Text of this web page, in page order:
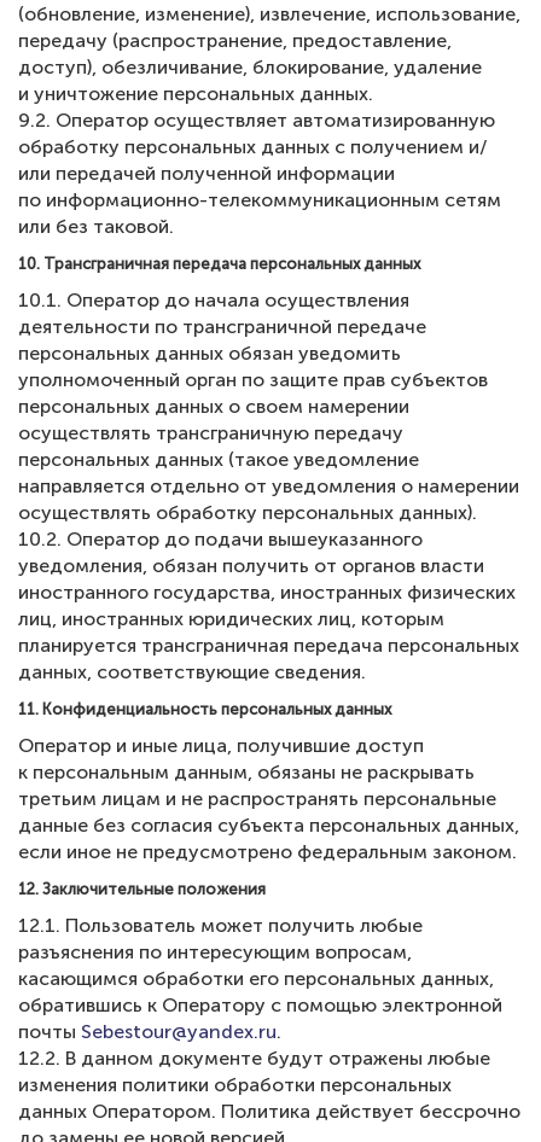
(обновление, изменение), извлечение, использование,
передачу (распространение, предоставление,
доступ), обезличивание, блокирование, удаление
и уничтожение персональных данных.
9.2. Оператор осуществляет автоматизированную
обработку персональных данных с получением и/
или передачей полученной информации
по информационно-телекоммуникационным сетям
или без таковой.
10. Трансграничная передача персональных данных
10.1. Оператор до начала осуществления
деятельности по трансграничной передаче
персональных данных обязан уведомить
уполномоченный орган по защите прав субъектов
персональных данных о своем намерении
осуществлять трансграничную передачу
персональных данных (такое уведомление
направляется отдельно от уведомления о намерении
осуществлять обработку персональных данных).
10.2. Оператор до подачи вышеуказанного
уведомления, обязан получить от органов власти
иностранного государства, иностранных физических
лиц, иностранных юридических лиц, которым
планируется трансграничная передача персональных
данных, соответствующие сведения.
11. Конфиденциальность персональных данных
Оператор и иные лица, получившие доступ
к персональным данным, обязаны не раскрывать
третьим лицам и не распространять персональные
данные без согласия субъекта персональных данных,
если иное не предусмотрено федеральным законом.
12. Заключительные положения
12.1. Пользователь может получить любые
разъяснения по интересующим вопросам,
касающимся обработки его персональных данных,
обратившись к Оператору с помощью электронной
почты Sebestour@yandex.ru.
12.2. В данном документе будут отражены любые
изменения политики обработки персональных
данных Оператором. Политика действует бессрочно
до замены ее новой версией.